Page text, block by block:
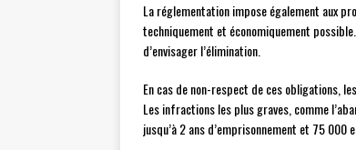
La réglementation impose également aux
techniquement et économiquement
d’envisager l’élimination.
En cas de non-respect de ces obligations,
Les infractions les plus graves, comme
jusqu’à 2 ans d’emprisonnement et 75 000